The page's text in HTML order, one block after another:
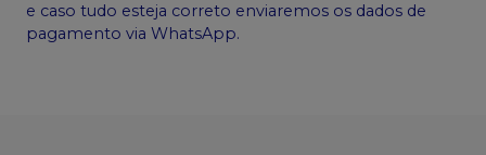
e caso tudo esteja correto enviaremos os dados de
pagamento via WhatsApp.